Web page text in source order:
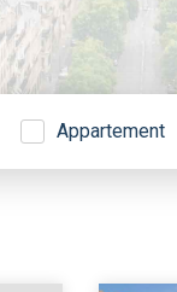
Appartement